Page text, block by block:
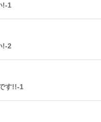
!-1
!-2
す!!-1